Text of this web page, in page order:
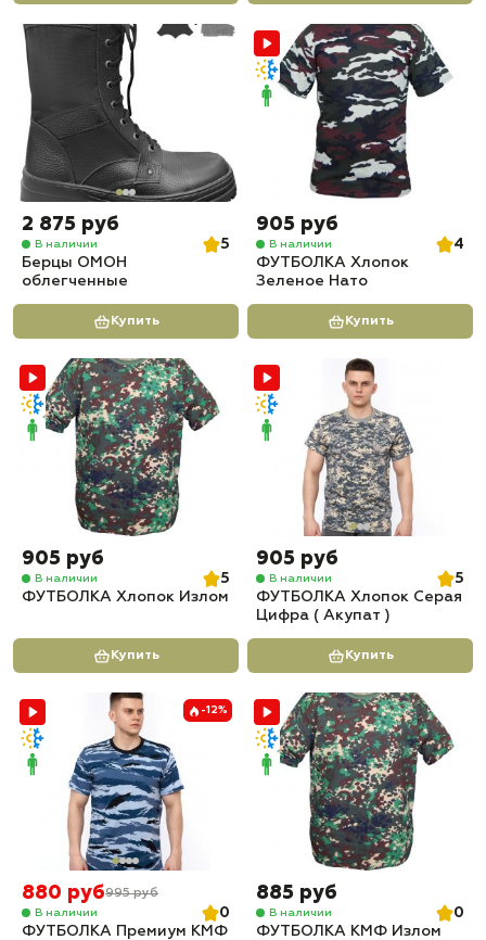
2 875 руб
В наличии
5
Берцы ОМОН
облегченные
Купить
905 руб
В наличии
4
ФУТБОЛКА Хлопок
Зеленое Нато
Купить
905 руб
В наличии
5
ФУТБОЛКА Хлопок Излом
Купить
905 руб
В наличии
5
ФУТБОЛКА Хлопок Серая
Цифра ( Акупат )
Купить
-12%
880 руб995 руб
В наличии
0
ФУТБОЛКА Премиум КМФ
885 руб
В наличии
0
ФУТБОЛКА КМФ Излом